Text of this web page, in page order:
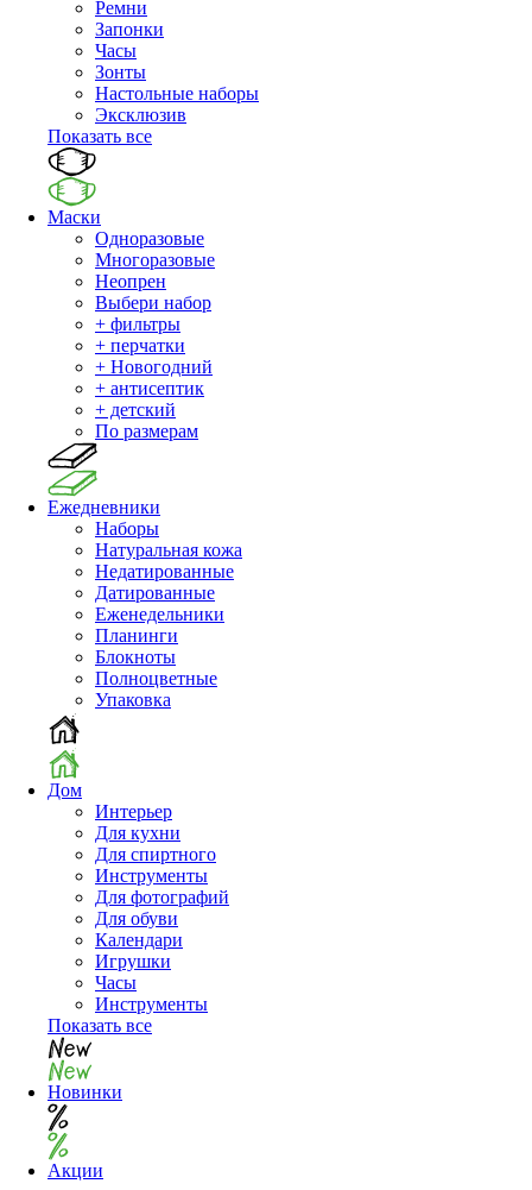
Ремни
Запонки
Часы
Зонты
Настольные наборы
Эксклюзив
Показать все
Маски
Одноразовые
Многоразовые
Неопрен
Выбери набор
+ фильтры
+ перчатки
+ Новогодний
+ антисептик
+ детский
По размерам
Ежедневники
Наборы
Натуральная кожа
Недатированные
Датированные
Еженедельники
Планинги
Блокноты
Полноцветные
Упаковка
Дом
Интерьер
Для кухни
Для спиртного
Инструменты
Для фотографий
Для обуви
Календари
Игрушки
Часы
Инструменты
Показать все
Новинки
Акции